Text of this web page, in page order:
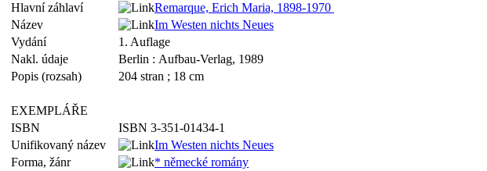
Hlavní záhlaví
Remarque, Erich Maria, 1898-1970
Název
Im Westen nichts Neues
Vydání
1. Auflage
Nakl. údaje
Berlin : Aufbau-Verlag, 1989
Popis (rozsah)
204 stran ; 18 cm
EXEMPLÁŘE
ISBN
ISBN 3-351-01434-1
Unifikovaný název
Im Westen nichts Neues
Forma, žánr
* německé romány